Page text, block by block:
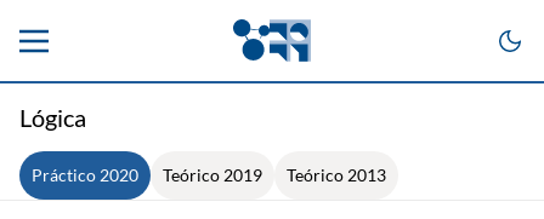
Lógica
Práctico 2020 Teórico 2019 Teórico 2013